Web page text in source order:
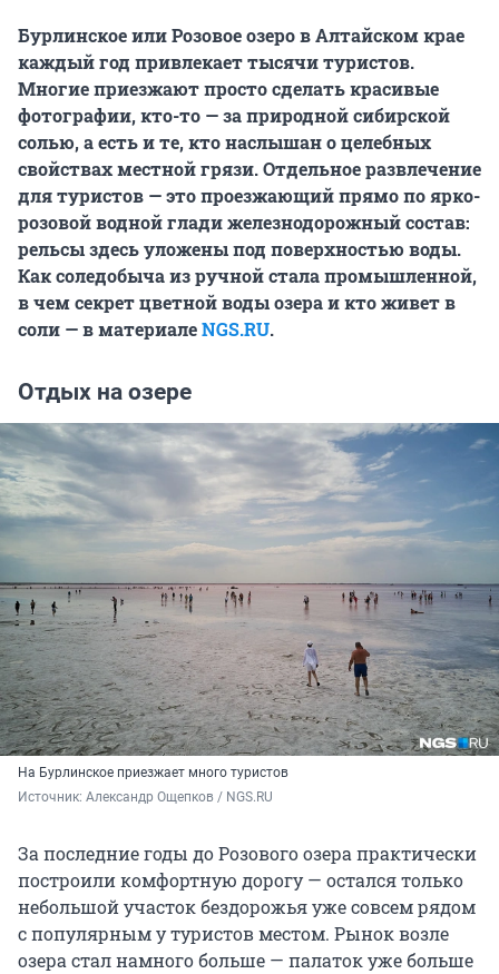
Бурлинское или Розовое озеро в Алтайском крае
каждый год привлекает тысячи туристов.
Многие приезжают просто сделать красивые
фотографии, кто-то — за природной сибирской
солью, а есть и те, кто наслышан о целебных
свойствах местной грязи. Отдельное развлечение
для туристов — это проезжающий прямо по ярко-
розовой водной глади железнодорожный состав:
рельсы здесь уложены под поверхностью воды.
Как соледобыча из ручной стала промышленной,
в чем секрет цветной воды озера и кто живет в
соли — в материалеNGS.RU.
Отдых на озере
На Бурлинское приезжает много туристов
Источник: Александр Ощепков / NGS.RU
За последние годы до Розового озера практически
построили комфортную дорогу — остался только
небольшой участок бездорожья уже совсем рядом
с популярным у туристов местом. Рынок возле
озера стал намного больше — палаток уже больше